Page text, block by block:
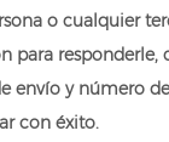
o cualquier
para
envío y número
con éxito.